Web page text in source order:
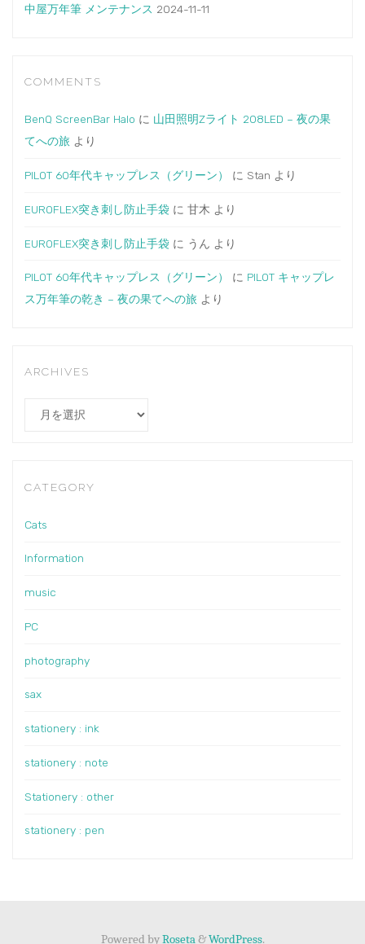
中屋万年筆 メンテナンス 2024-11-11
COMMENTS
BenQ ScreenBar Halo に 山田照明Zライト 208LED – 夜の果
てへの旅 より
PILOT 60年代キャップレス（グリーン） に Stan より
EUROFLEX突き刺し防止手袋 に甘木 より
EUROFLEX突き刺し防止手袋 に うん より
PILOT 60年代キャップレス（グリーン） に PILOT キャップレ
ス万年筆の乾き – 夜の果てへの旅 より
ARCHIVES
Archives
CATEGORY
Cats
Information
music
PC
photography
sax
stationery : ink
stationery : note
Stationery : other
stationery : pen
Powered byRoseta&WordPress.